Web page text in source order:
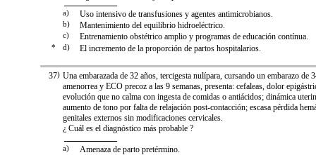
a) Uso intensivo de transfusiones y agentes antimicrobianos.
b) Mantenimiento del equilibrio hidroeléctrico.
c) Entrenamiento obstétrico amplio y programas de educación contínua.
* d) El incremento de la proporción de partos hospitalarios.
)
37 Una embarazada de 32 años, tercigesta nulípara, cursando un embarazo de
amenorrea y ECO precoz a las 9 semanas, presenta: cefaleas, dolor
evolución que no calma con ingesta de comidas o antiácidos; dinámica
aumento de tono por falta de relajación post-contacción; escasa pérdida
genitales externos sin modificaciones cervicales.
¿ Cuál es el diagnóstico más probable ?
a) Amenaza de parto pretérmino.